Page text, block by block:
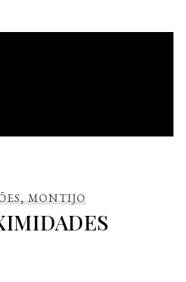
MONTIJO